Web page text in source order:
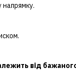
напрямку.
від бажаного